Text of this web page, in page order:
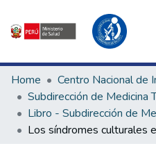
Communities & Collections
All of DSpace
Statistics
Estadísticas Externas
Home